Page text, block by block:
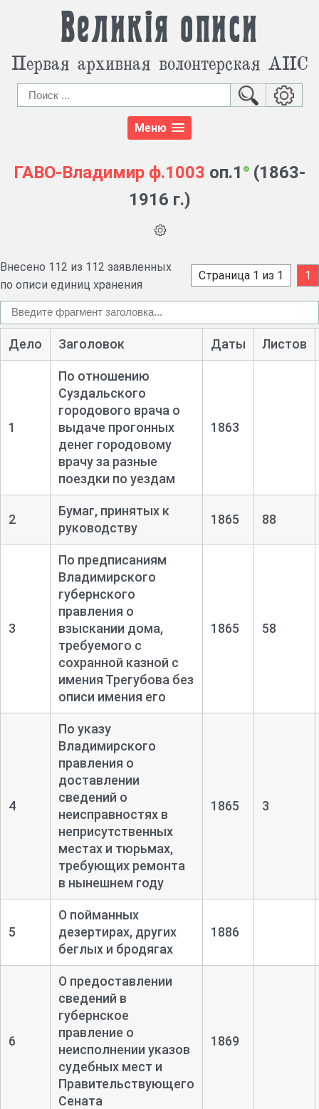
Великія описи
Первая архивная волонтерская АИС
Меню
ГАВО-Владимир ф.1003 оп.1
(1863-
1916 г.)
Внесено 112 из 112 заявленных
по описи единиц хранения
Страница 1 из 1 1
Дело Заголовок Даты Листов
1
По отношению
Суздальского
городового врача о
выдаче прогонных
денег городовому
врачу за разные
поездки по уездам
1863
2
Бумаг, принятых к
руководству
1865 88
3
По предписаниям
Владимирского
губернского
правления о
взыскании дома,
требуемого с
сохранной казной с
имения Трегубова без
описи имения его
1865 58
4
По указу
Владимирского
правления о
доставлении
сведений о
неисправностях в
неприсутственных
местах и тюрьмах,
требующих ремонта
в нынешнем году
1865 3
5
О пойманных
дезертирах, других
беглых и бродягах
1886
6
О предоставлении
сведений в
губернское
правление о
неисполнении указов
судебных мест и
Правительствующего
Сената
1869